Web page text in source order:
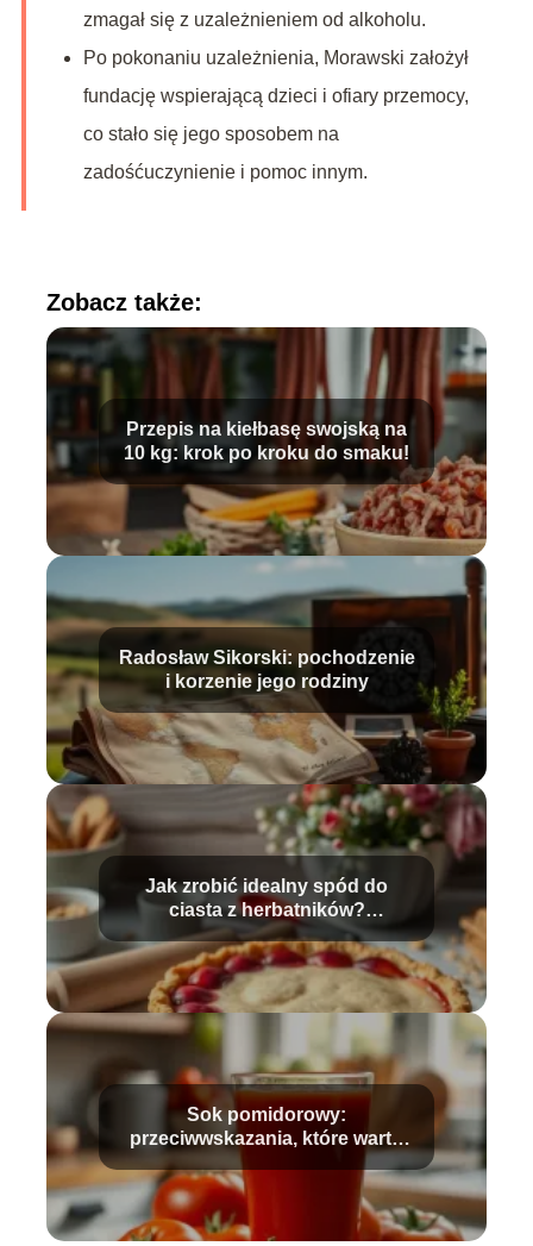
zmagał się z uzależnieniem od alkoholu.
Po pokonaniu uzależnienia, Morawski założył
fundację wspierającą dzieci i ofiary przemocy,
co stało się jego sposobem na
zadośćuczynienie i pomoc innym.
Zobacz także:
Przepis na kiełbasę swojską na
10 kg: krok po kroku do smaku!
Radosław Sikorski: pochodzenie
i korzenie jego rodziny
Jak zrobić idealny spód do
ciasta z herbatników?
Przewodnik krok po kroku
Sok pomidorowy:
przeciwwskazania, które warto
znać przed spożyciem